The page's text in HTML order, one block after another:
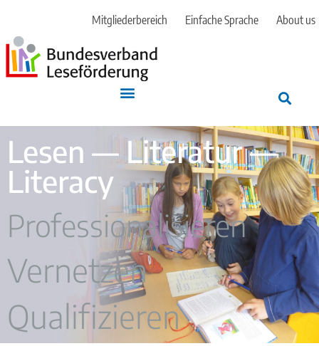
Mitgliederbereich Einfache Sprache About us
Lesen — Literatur —
Literacy
Professionalisieren
Vernetzen
Qualifizieren